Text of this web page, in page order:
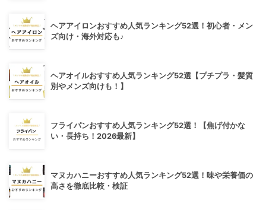
ヘアアイロンおすすめ人気ランキング52選！初心者・メン
ズ向け・海外対応も♪
ヘアオイルおすすめ人気ランキング52選【プチプラ・髪質
別やメンズ向けも！】
フライパンおすすめ人気ランキング52選！【焦げ付かな
い・長持ち！2026最新】
マヌカハニーおすすめ人気ランキング52選！味や栄養価の
高さを徹底比較・検証